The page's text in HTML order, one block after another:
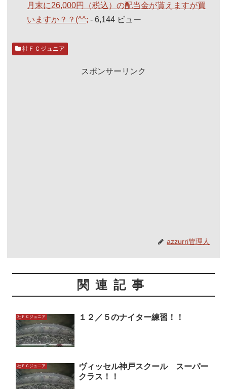
月末に26,000円（税込）の配当金が貰えますが買
いますか？？(^^; - 6,144 ビュー
社ＦＣジュニア
スポンサーリンク
azzurri管理人
関連記事
社ＦＣジュニア １２／５のナイター練習！！
社ＦＣジュニア
ヴィッセル神戸スクール スーパー
クラス！！